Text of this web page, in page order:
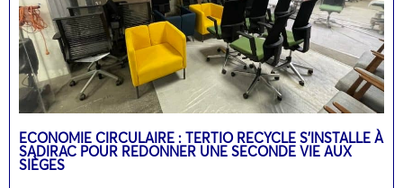
ECONOMIE CIRCULAIRE : TERTIO RECYCLE S’INSTALLE À
SADIRAC POUR REDONNER UNE SECONDE VIE AUX
SIÈGES